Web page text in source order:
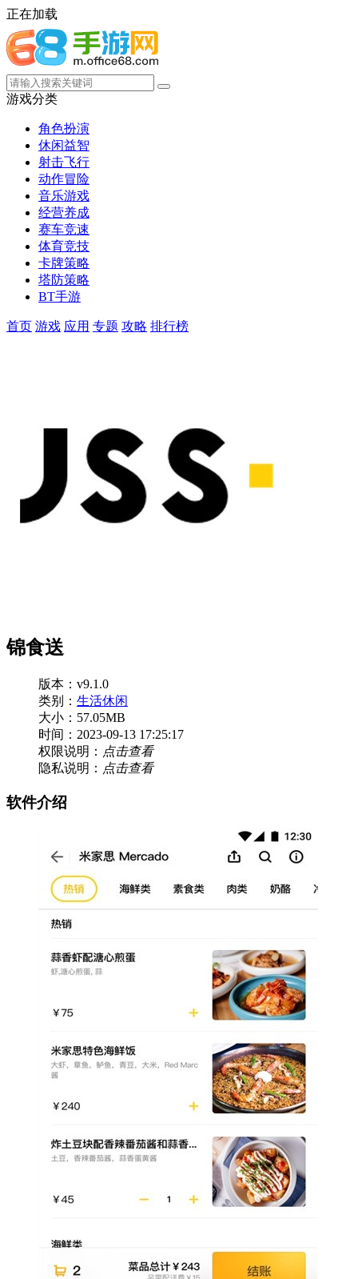
正在加载
游戏分类
角色扮演
休闲益智
射击飞行
动作冒险
音乐游戏
经营养成
赛车竞速
体育竞技
卡牌策略
塔防策略
BT手游
首页 游戏 应用 专题 攻略 排行榜
锦食送
版本：v9.1.0
类别： 生活休闲
大小：57.05MB
时间：2023-09-13 17:25:17
权限说明： 点击查看
隐私说明： 点击查看
软件介绍